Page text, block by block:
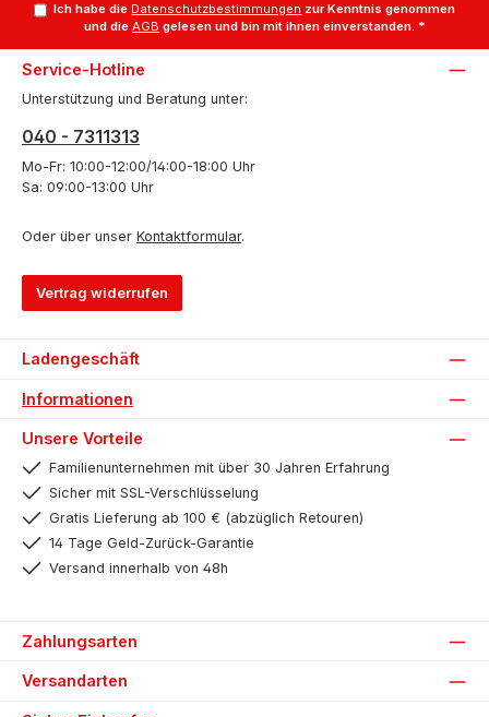
Ich habe die Datenschutzbestimmungen zur Kenntnis genommen
und dieAGB gelesen und bin mit ihnen einverstanden. *
Service-Hotline
Unterstützung und Beratung unter:
040 - 7311313
Mo-Fr: 10:00-12:00/14:00-18:00 Uhr
Sa: 09:00-13:00 Uhr
Oder über unser Kontaktformular.
Vertrag widerrufen
Ladengeschäft
Informationen
Unsere Vorteile
Familienunternehmen mit über 30 Jahren Erfahrung
Sicher mit SSL-Verschlüsselung
Gratis Lieferung ab 100 € (abzüglich Retouren)
14 Tage Geld-Zurück-Garantie
Versand innerhalb von 48h
Zahlungsarten
Versandarten